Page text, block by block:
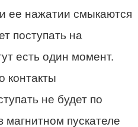
ее нажатии смыкаются
поступать на
есть один момент.
контакты
не будет по
пускателе